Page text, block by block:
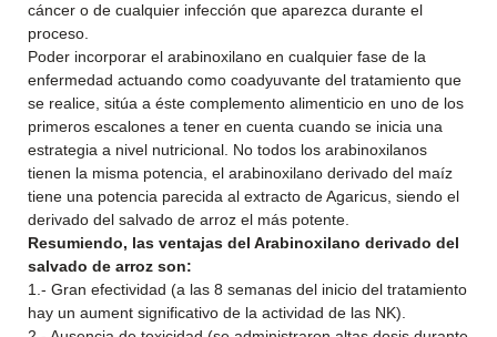
cáncer o de cualquier infección que aparezca durante el
proceso.
Poder incorporar el arabinoxilano en cualquier fase de la
enfermedad actuando como coadyuvante del tratamiento que
se realice, sitúa a éste complemento alimenticio en uno de los
primeros escalones a tener en cuenta cuando se inicia una
estrategia a nivel nutricional. No todos los arabinoxilanos
tienen la misma potencia, el arabinoxilano derivado del maíz
tiene una potencia parecida al extracto de Agaricus, siendo el
derivado del salvado de arroz el más potente.
Resumiendo, las ventajas del Arabinoxilano derivado del
salvado de arroz son:
1.- Gran efectividad (a las 8 semanas del inicio del tratamiento
hay un aument significativo de la actividad de las NK).